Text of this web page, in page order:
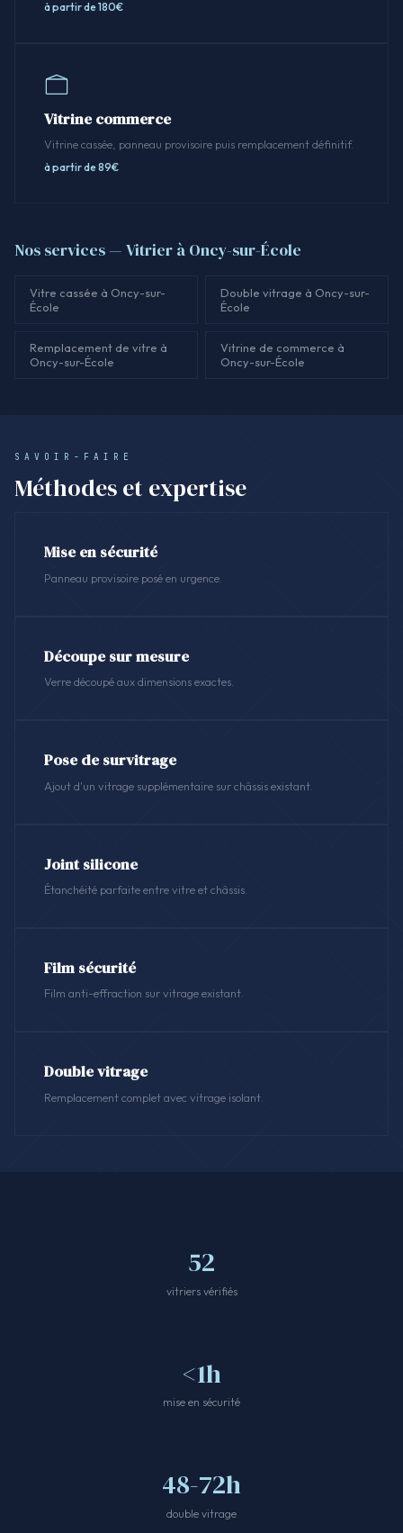
à partir de 180€
Vitrine commerce
Vitrine cassée, panneau provisoire puis remplacement définitif.
à partir de 89€
Nos services — Vitrier à Oncy-sur-École
Vitre cassée à Oncy-sur-
École
Double vitrage à Oncy-sur-
École
Remplacement de vitre à
Oncy-sur-École
Vitrine de commerce à
Oncy-sur-École
SAVOIR-FAIRE
Méthodes et expertise
Mise en sécurité
Panneau provisoire posé en urgence.
Découpe sur mesure
Verre découpé aux dimensions exactes.
Pose de survitrage
Ajout d'un vitrage supplémentaire sur châssis existant.
Joint silicone
Étanchéité parfaite entre vitre et châssis.
Film sécurité
Film anti-effraction sur vitrage existant.
Double vitrage
Remplacement complet avec vitrage isolant.
52
vitriers vérifiés
<1h
mise en sécurité
48-72h
double vitrage